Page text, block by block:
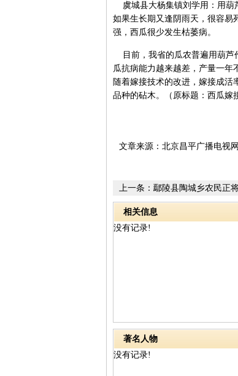
虞城县大杨集镇刘学用：用葫
如果生长期又逢阴雨天，很容易
强，西瓜很少发生枯萎病。
目前，我省的瓜农普遍用葫芦
瓜抗病能力越来越差，产量一年
随着嫁接技术的改进，嫁接成
品种的砧木。（原标题：西瓜嫁
文章来源：北京昌平广播电视网
上一条： 鄢陵县陶城乡农民正
运销售
相关信息
没有记录!
著名人物
没有记录!